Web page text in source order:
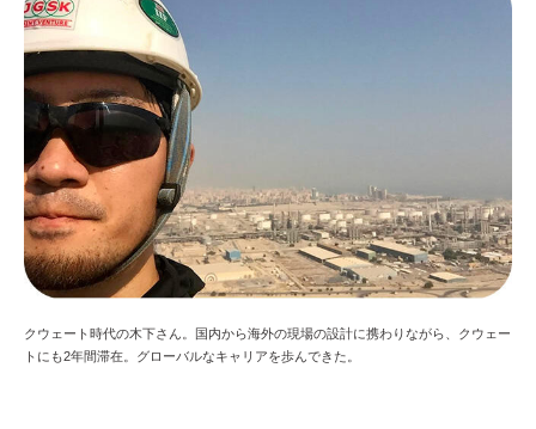
クウェート時代の木下さん。国内から海外の現場の設計に携わりながら、クウェー
トにも2年間滞在。グローバルなキャリアを歩んできた。